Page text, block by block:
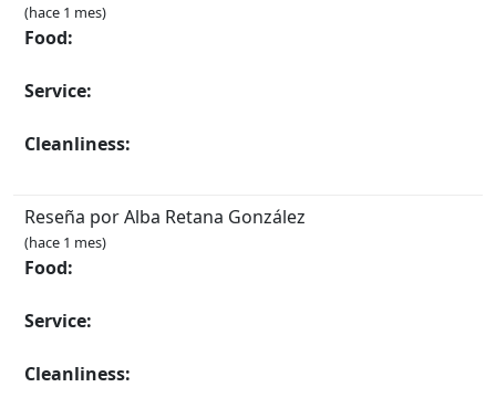
(hace 1 mes)
Food:
Service:
Cleanliness:
Reseña por Alba Retana González
(hace 1 mes)
Food:
Service:
Cleanliness: